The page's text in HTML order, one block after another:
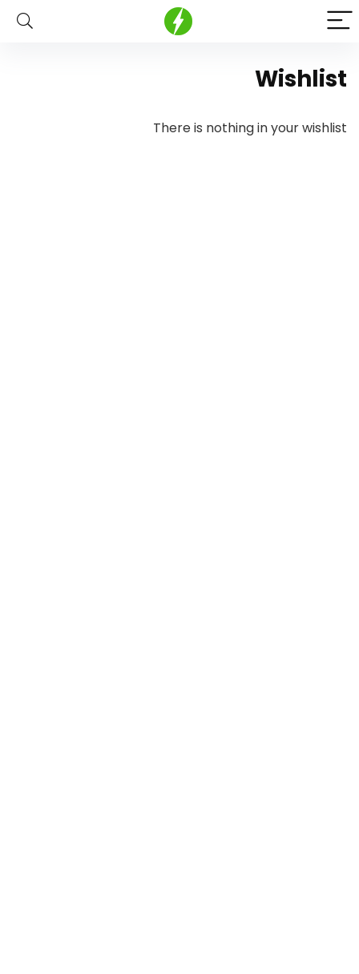
Wishlist
There is nothing in your wishlist